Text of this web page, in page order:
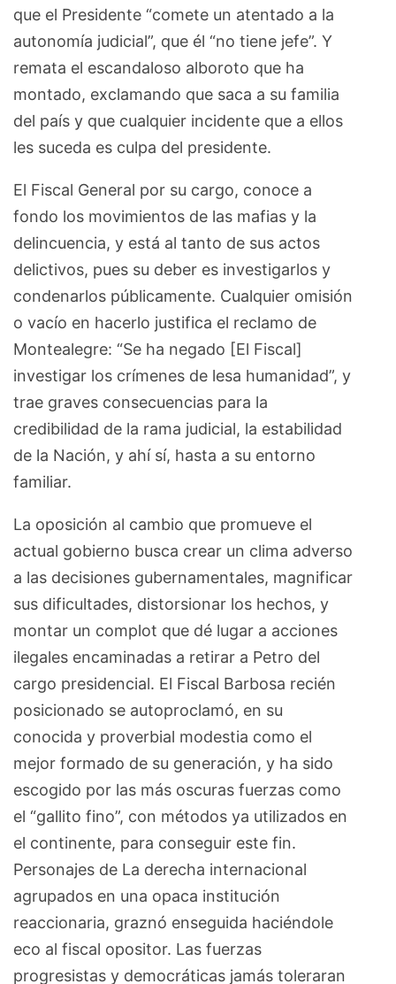
que el Presidente “comete un atentado a la
autonomía judicial”, que él “no tiene jefe”. Y
remata el escandaloso alboroto que ha
montado, exclamando que saca a su familia
del país y que cualquier incidente que a ellos
les suceda es culpa del presidente.
El Fiscal General por su cargo, conoce a
fondo los movimientos de las mafias y la
delincuencia, y está al tanto de sus actos
delictivos, pues su deber es investigarlos y
condenarlos públicamente. Cualquier omisión
o vacío en hacerlo justifica el reclamo de
Montealegre: “Se ha negado [El Fiscal]
investigar los crímenes de lesa humanidad”, y
trae graves consecuencias para la
credibilidad de la rama judicial, la estabilidad
de la Nación, y ahí sí, hasta a su entorno
familiar.
La oposición al cambio que promueve el
actual gobierno busca crear un clima adverso
a las decisiones gubernamentales, magnificar
sus dificultades, distorsionar los hechos, y
montar un complot que dé lugar a acciones
ilegales encaminadas a retirar a Petro del
cargo presidencial. El Fiscal Barbosa recién
posicionado se autoproclamó, en su
conocida y proverbial modestia como el
mejor formado de su generación, y ha sido
escogido por las más oscuras fuerzas como
el “gallito fino”, con métodos ya utilizados en
el continente, para conseguir este fin.
Personajes de La derecha internacional
agrupados en una opaca institución
reaccionaria, graznó enseguida haciéndole
eco al fiscal opositor. Las fuerzas
progresistas y democráticas jamás toleraran